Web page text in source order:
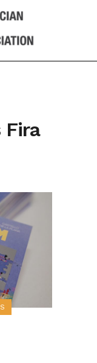
Fira